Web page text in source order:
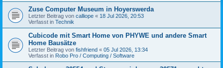
Zuse Computer Museum in Hoyerswerda
Letzter Beitrag von calliope « 18 Jul 2026, 20:53
Verfasst in Technik
Cubicode mit Smart Home von PHYWE und andere Smart
Home Bausätze
Letzter Beitrag von fishfriend « 05 Jul 2026, 13:34
Verfasst in Robo Pro / Computing / Software